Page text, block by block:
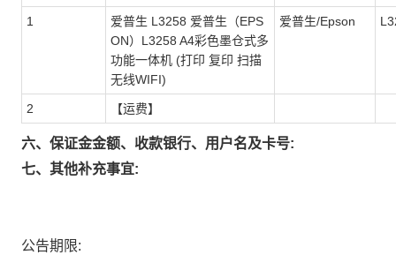
1
爱普生 L3258 爱普生（EPS
ON）L3258 A4彩色墨仓式多
功能一体机 (打印 复印 扫描
无线WIFI)
爱普生/Epson
2 【运费】
六、保证金金额、收款银行、用户名及卡号:
七、其他补充事宜:
公告期限: